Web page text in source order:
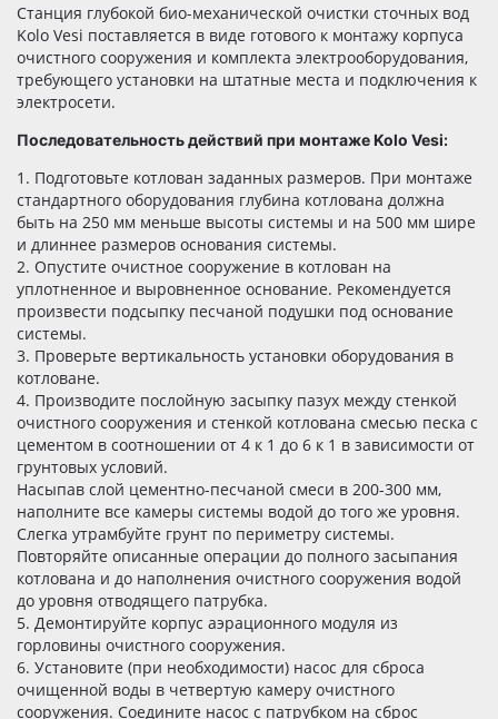
Станция глубокой био-механической очистки сточных вод
Kolo Vesi поставляется в виде готового к монтажу корпуса
очистного сооружения и комплекта электрооборудования,
требующего установки на штатные места и подключения к
электросети.
Последовательность действий при монтаже Kolo Vesi:
1. Подготовьте котлован заданных размеров. При монтаже
стандартного оборудования глубина котлована должна
быть на 250 мм меньше высоты системы и на 500 мм шире
и длиннее размеров основания системы.
2. Опустите очистное сооружение в котлован на
уплотненное и выровненное основание. Рекомендуется
произвести подсыпку песчаной подушки под основание
системы.
3. Проверьте вертикальность установки оборудования в
котловане.
4. Производите послойную засыпку пазух между стенкой
очистного сооружения и стенкой котлована смесью песка с
цементом в соотношении от 4 к 1 до 6 к 1 в зависимости от
грунтовых условий.
Насыпав слой цементно-песчаной смеси в 200-300 мм,
наполните все камеры системы водой до того же уровня.
Слегка утрамбуйте грунт по периметру системы.
Повторяйте описанные операции до полного засыпания
котлована и до наполнения очистного сооружения водой
до уровня отводящего патрубка.
5. Демонтируйте корпус аэрационного модуля из
горловины очистного сооружения.
6. Установите (при необходимости) насос для сброса
очищенной воды в четвертую камеру очистного
сооружения. Соедините насос с патрубком на сброс